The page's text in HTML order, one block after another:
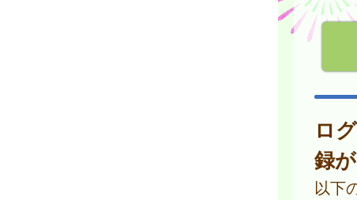
ロ
録
以下